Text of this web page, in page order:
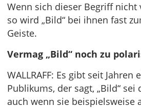
Wenn sich dieser Begriff nicht
so wird „Bild“ bei ihnen fast
Geiste.
Vermag „Bild“ noch zu
WALLRAFF: Es gibt seit Jahren
Publikums, der sagt, „Bild“ sei
auch wenn sie beispielsweise